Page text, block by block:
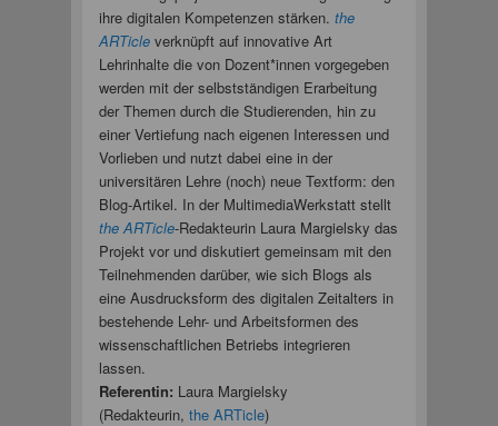
ihre digitalen Kompetenzen stärken. the
ARTicleverknüpft auf innovative Art
Lehrinhalte die von Dozent*innen vorgegeben
werden mit der selbstständigen Erarbeitung
der Themen durch die Studierenden, hin zu
einer Vertiefung nach eigenen Interessen und
Vorlieben und nutzt dabei eine in der
universitären Lehre (noch) neue Textform: den
Blog-Artikel. In der MultimediaWerkstatt stellt
the ARTicle-Redakteurin Laura Margielsky das
Projekt vor und diskutiert gemeinsam mit den
Teilnehmenden darüber, wie sich Blogs als
eine Ausdrucksform des digitalen Zeitalters in
bestehende Lehr- und Arbeitsformen des
wissenschaftlichen Betriebs integrieren
lassen.
Referentin: Laura Margielsky
(Redakteurin, the ARTicle)